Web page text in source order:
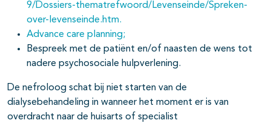
9/Dossiers-thematrefwoord/Levenseinde/Spreken-
over-levenseinde.htm.
Advance care planning;
Bespreek met de patiënt en/of naasten de wens tot
nadere psychosociale hulpverlening.
De nefroloog schat bij niet starten van de
dialysebehandeling in wanneer het moment er is van
overdracht naar de huisarts of specialist